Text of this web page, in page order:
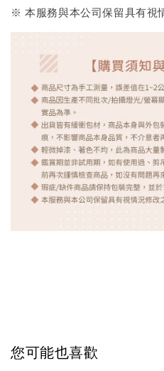
※ 本服務與本公司保留具有視
您可能也喜歡